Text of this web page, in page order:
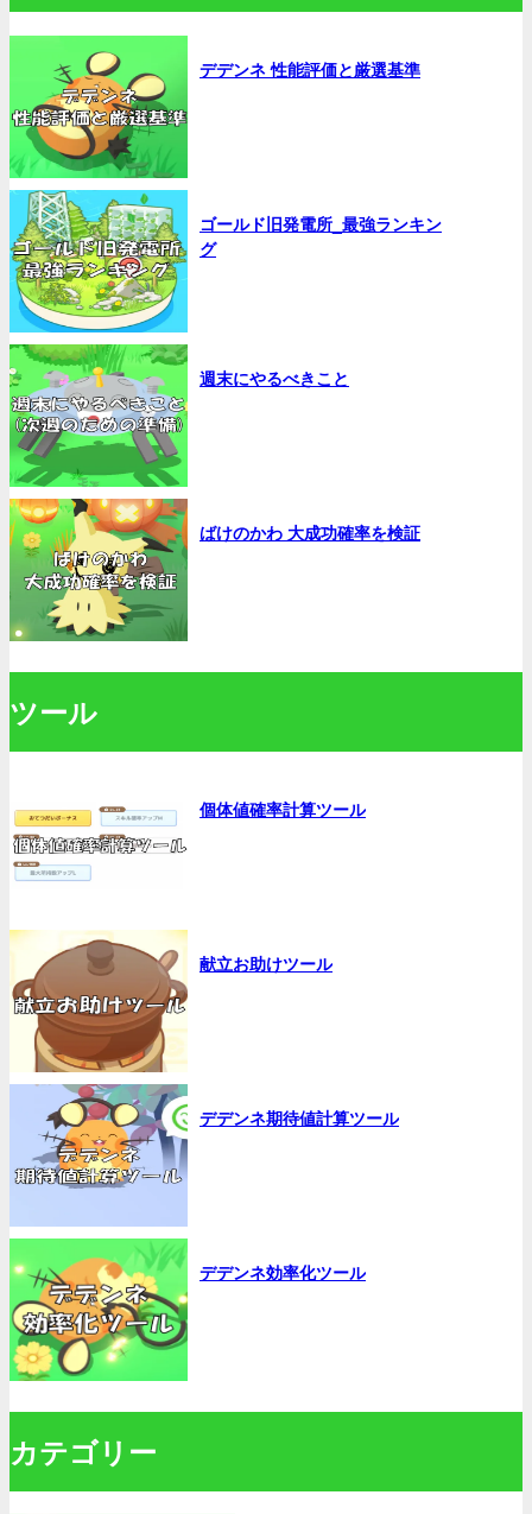
デデンネ 性能評価と厳選基準
ゴールド旧発電所_最強ランキン
グ
週末にやるべきこと
ばけのかわ 大成功確率を検証
ツール
個体値確率計算ツール
献立お助けツール
デデンネ期待値計算ツール
デデンネ効率化ツール
カテゴリー